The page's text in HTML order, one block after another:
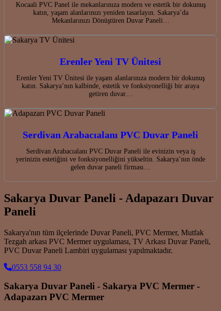
Kocaali PVC Panel ile mekanlarınıza modern ve estetik bir dokunuş
katın, yaşam alanlarınızı yeniden tasarlayın. Sakarya’da
Mekanlarınızı Dönüştüren Duvar Paneli…
Erenler Yeni TV Ünitesi
Erenler Yeni TV Ünitesi ile yaşam alanlarınıza modern bir dokunuş
katın. Sakarya’nın kalbinde, estetik ve fonksiyonelliği bir araya
getiren duvar…
Serdivan Arabacıalanı PVC Duvar Paneli
Serdivan Arabacıalanı PVC Duvar Paneli ile evinizin veya iş
yerinizin estetiğini ve fonksiyonelliğini yükseltin. Sakarya’nın önde
gelen duvar paneli firması…
Sakarya Duvar Paneli - Adapazarı Duvar
Paneli
Sakarya'nın tüm ilçelerinde Duvar Paneli, PVC Mermer, Mutfak
Tezgah arkası PVC Mermer uygulaması, TV Arkası Duvar Paneli,
PVC Duvar Paneli Lambiri uygulaması yapılmaktadır.
0553 558 94 30
Sakarya Duvar Paneli - Sakarya PVC Mermer -
Adapazarı PVC Mermer